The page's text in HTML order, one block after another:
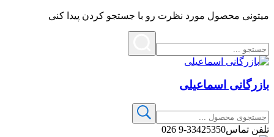
میتونی محصول مورد نظرت رو با جستجو کردن پیدا کنی
بازرگانی اسماعیلی
تلفن تماس33425350-9 026